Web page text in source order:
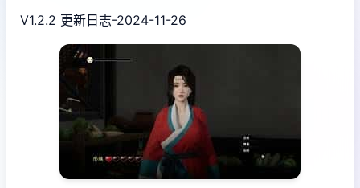
V1.2.2 更新日志-2024-11-26